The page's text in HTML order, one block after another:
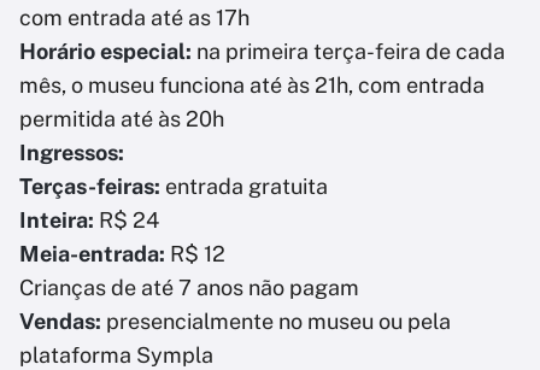
com entrada até as 17h
Horário especial: na primeira terça-feira de cada
mês, o museu funciona até às 21h, com entrada
permitida até às 20h
Ingressos:
Terças-feiras: entrada gratuita
Inteira: R$ 24
Meia-entrada: R$ 12
Crianças de até 7 anos não pagam
Vendas: presencialmente no museu ou pela
plataforma Sympla